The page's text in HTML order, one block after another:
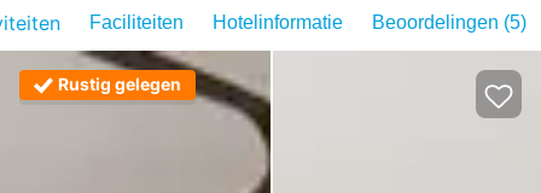
Faciliteiten Hotelinformatie Beoordelingen (5)
Rustig gelegen